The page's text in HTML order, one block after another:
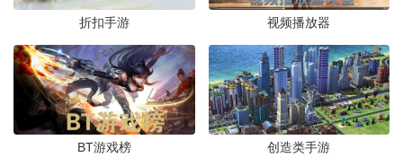
角色扮演 /77.5M/2026-07-22
细胞实验室最新中文版v103 安卓版
益智休闲 /8.2M/2026-07-21
下载
2020绿帽模拟器手游最新版v1.0 安卓版
折扣手游 视频播放器
BT游戏榜 创造类手游